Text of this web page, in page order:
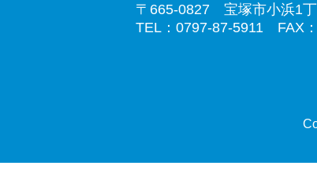
〒665-0827 宝塚市小浜1
TEL：0797-87-5911 FAX